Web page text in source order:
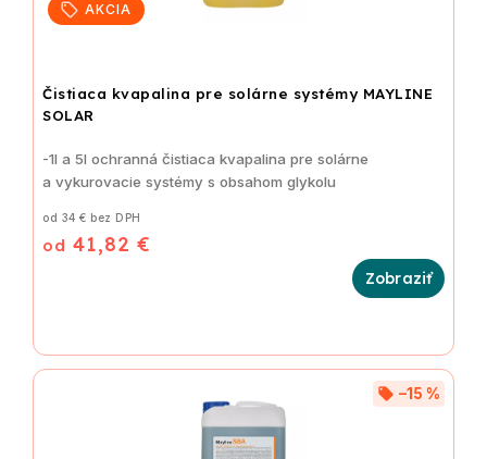
AKCIA
Čistiaca kvapalina pre solárne systémy MAYLINE
SOLAR
od 34 € bez DPH
od 41,82 €
-1l a 5l ochranná čistiaca kvapalina pre solárne
a vykurovacie systémy s obsahom glykolu
–15 %